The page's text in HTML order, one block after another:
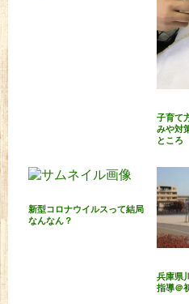
子育て
みや対
ところ
新型コロナウイルスって結局
なんなん？
兵庫県
指導＠